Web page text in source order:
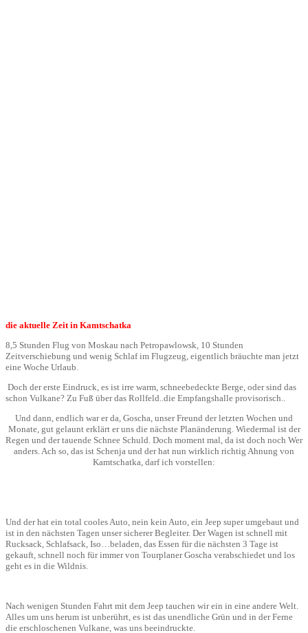
die aktuelle Zeit in Kamtschatka
8,5 Stunden Flug von Moskau nach Petropawlowsk, 10 Stunden
Zeitverschiebung und wenig Schlaf im Flugzeug, eigentlich bräuchte man jetzt
eine Woche Urlaub.
Doch der erste Eindruck, es ist irre warm, schneebedeckte Berge, oder sind das
schon Vulkane? Zu Fuß über das Rollfeld..die Empfangshalle provisorisch..
Und dann, endlich war er da, Goscha, unser Freund der letzten Wochen und
Monate, gut gelaunt erklärt er uns die nächste Planänderung. Wiedermal ist der
Regen und der tauende Schnee Schuld. Doch moment mal, da ist doch noch Wer
anders. Ach so, das ist Schenja und der hat nun wirklich richtig Ahnung von
Kamtschatka, darf ich vorstellen:
Und der hat ein total cooles Auto, nein kein Auto, ein Jeep super umgebaut und
ist in den nächsten Tagen unser sicherer Begleiter. Der Wagen ist schnell mit
Rucksack, Schlafsack, Iso…beladen, das Essen für die nächsten 3 Tage ist
gekauft, schnell noch für immer von Tourplaner Goscha verabschiedet und los
geht es in die Wildnis.
Nach wenigen Stunden Fahrt mit dem Jeep tauchen wir ein in eine andere Welt.
Alles um uns herum ist unberührt, es ist das unendliche Grün und in der Ferne
die erschloschenen Vulkane, was uns beeindruckte.